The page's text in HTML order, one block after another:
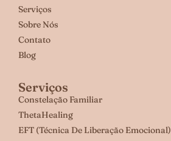
Serviços
Sobre Nós
Contato
Blog
Serviços
Constelação Familiar
ThetaHealing
EFT (Técnica De Liberação Emocional)